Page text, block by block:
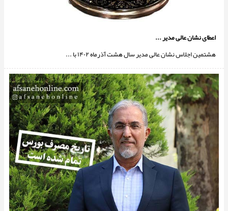
اعطای نشان عالی مدیر ...
هشتمین اجلاس نشان عالی مدیر سال هشت آذرماه ۱۴۰۲ با ...